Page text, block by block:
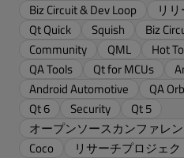
Biz Circuit & Dev Loop
リ
Qt Quick
Squish Biz
Community
QML Hot
QA Tools
Qt for MCUs
Android Automotive
QA
Qt 6
Security
Qt 5
オープンソースカンファレ
Coco
リサーチプロジェク